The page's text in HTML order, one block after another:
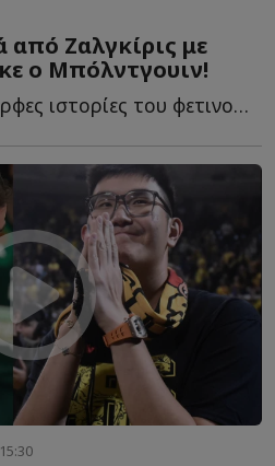
Ζαλγκίρις με
ο Μπόλντγουιν!
Μία από τις πιο όμορφες ιστορίες του φετινού καλοκαιριού σ...